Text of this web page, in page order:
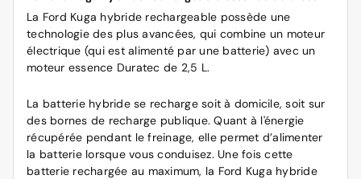
La Ford Kuga hybride rechargeable possède une
technologie des plus avancées, qui combine un moteur
électrique (qui est alimenté par une batterie) avec un
moteur essence Duratec de 2,5 L.
La batterie hybride se recharge soit à domicile, soit sur
des bornes de recharge publique. Quant à l'énergie
récupérée pendant le freinage, elle permet d’alimenter
la batterie lorsque vous conduisez. Une fois cette
batterie rechargée au maximum, la Ford Kuga hybride